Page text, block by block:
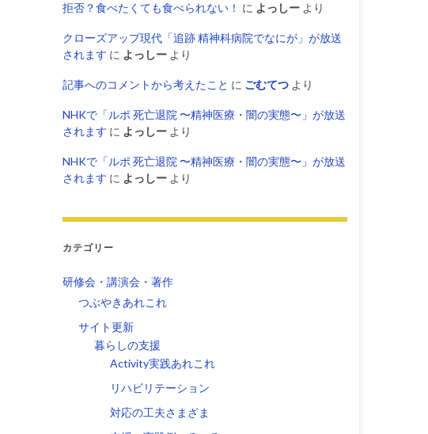
拒否？食べたくても食べられない！ に よっしー より
クローズアップ現代「追跡 精神科病院でなにが」が放送
されます に よっしー より
記事へのコメントから考えたこと に ごむてつ より
NHKで「ルポ 死亡退院 〜精神医療・闇の実態〜」が放送
されます に よっしー より
NHKで「ルポ 死亡退院 〜精神医療・闇の実態〜」が放送
されます に よっしー より
カテゴリー
研修会・講演会・著作
つぶやきあれこれ
サイト更新
暮らしの支援
Activity実践あれこれ
リハビリテーション
対応の工夫さまざま